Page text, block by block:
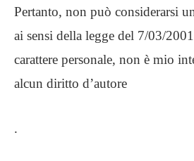
Pertanto, non può considerarsi
ai sensi della legge del 7/03/
carattere personale, non è mio
alcun diritto d’autore
.